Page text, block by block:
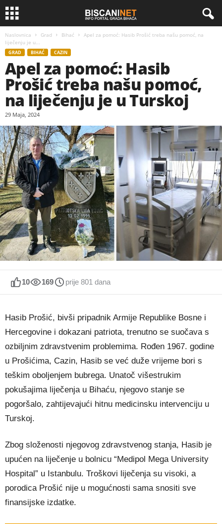
Naslovnica Grad Bihać
Apel za pomoć: Hasib Prošić treba našu pomoć, na
liječenju je u...
GRAD BIHAĆ CAZIN
Apel za pomoć: Hasib
Prošić treba našu pomoć,
na liječenju je u Turskoj
29 Maja, 2024
10 169 prije 801 dana
Hasib Prošić, bivši pripadnik Armije Republike Bosne i
Hercegovine i dokazani patriota, trenutno se suočava s
ozbiljnim zdravstvenim problemima. Rođen 1967. godine
u Prošićima, Cazin, Hasib se već duže vrijeme bori s
teškim oboljenjem bubrega. Unatoč višestrukim
pokušajima liječenja u Bihaću, njegovo stanje se
pogoršalo, zahtijevajući hitnu medicinsku intervenciju u
Turskoj.
Zbog složenosti njegovog zdravstvenog stanja, Hasib je
upućen na liječenje u bolnicu “Medipol Mega University
Hospital” u Istanbulu. Troškovi liječenja su visoki, a
porodica Prošić nije u mogućnosti sama snositi sve
finansijske izdatke.